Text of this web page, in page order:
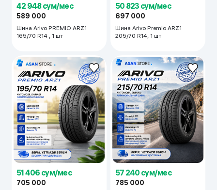
42 948 сум/мес
589 000
Шина Arivo PREMIO ARZ1
165/70 R14 , 1 шт
50 823 сум/мес
697 000
Шина Arivo Premio ARZ1
205/70 R14, 1 шт
51 406 сум/мес
705 000
57 240 сум/мес
785 000